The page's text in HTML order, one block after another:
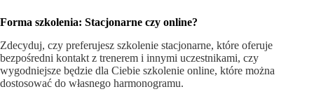
Forma szkolenia: Stacjonarne czy online?
Zdecyduj, czy preferujesz szkolenie stacjonarne, które oferuje
bezpośredni kontakt z trenerem i innymi uczestnikami, czy
wygodniejsze będzie dla Ciebie szkolenie online, które można
dostosować do własnego harmonogramu.